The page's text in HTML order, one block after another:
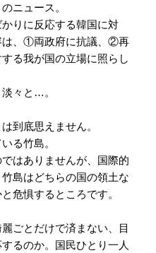
ニュース。
りに反応する韓国に対
は、①両政府に抗議、②再
る我が国の立場に照らし
々と…。
到底思えません。
る竹島。
はありませんが、国際的
島はどちらの国の領土な
危惧するところです。
ごとだけで済まない、目
るのか。国民ひとり一人